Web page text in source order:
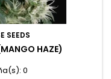
SEEDS
HAZE)
0